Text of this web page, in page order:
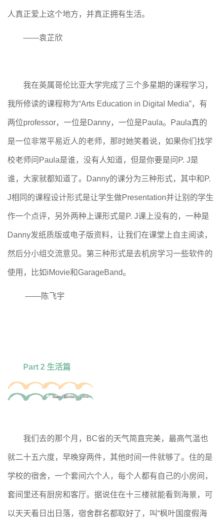
人真正爱上这个地方，并真正拥有生活。
——袁芷欣
我在英属哥伦比亚大学完成了三个多星期的课程学习，
我所修读的课程称为“Arts Education in Digital Media”，有
两位professor，一位是Danny，一位是Paula。Paula真的
是一位非常平易近人的老师，那时她笑着说，如果你们找学
校老师问Paula是谁，没有人知道，但是你要是问P. J是
谁，大家就都知道了。Danny的课分为三种形式，其中和P.
J相同的课程设计形式是让学生做Presentation并让别的学生
作一个点评，另外两种上课形式是P. J课上没有的，一种是
Danny发纸质版或电子版资料，让我们在课堂上自主阅读，
然后分小组交流意见。第三种形式是去机房学习一些软件的
使用，比如iMovie和GarageBand。
——陈飞宇
Part 2 生活篇
我们去的那个月，BC省的天气简直完美，最高气温也
就二十五六度，早晚穿两件，其他时间一件就够了。住的是
学校的宿舍，一个套间六个人，每个人都有自己的小房间，
套间里还有厨房和客厅。据说住在十三楼就能看到海景，可
以天天看日出日落，宿舍群名都取好了，叫“枫叶国度假海